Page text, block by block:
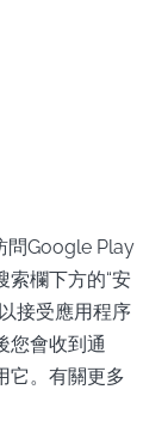
問Google Play
索欄下方的“安
接受應用程序
您會收到通
它。有關更多